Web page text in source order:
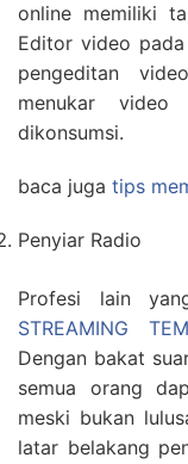
online memiliki
Editor video
pengeditan
menukar
dikonsumsi.
baca juga tips
Penyiar Radio
Profesi lain
STREAMING
Dengan bakat
semua orang
meski bukan
latar belakang